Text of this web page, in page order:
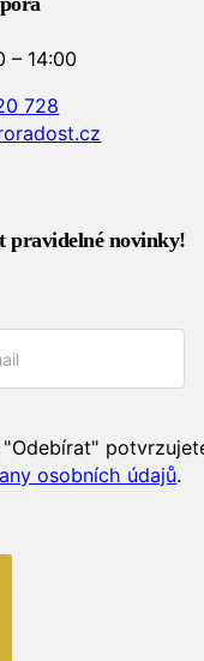
– 14:00
728
pravidelné novinky!​
osobních údajů.